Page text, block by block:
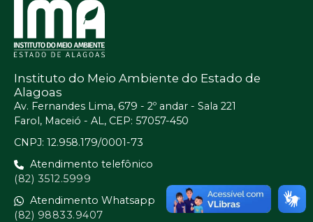
Instituto do Meio Ambiente do Estado de
Alagoas
Av. Fernandes Lima, 679 - 2º andar - Sala 221
Farol, Maceió - AL, CEP: 57057-450
CNPJ: 12.958.179/0001-73
Atendimento telefônico
(82) 3512.5999
Atendimento Whatsapp
(82) 98833.9407